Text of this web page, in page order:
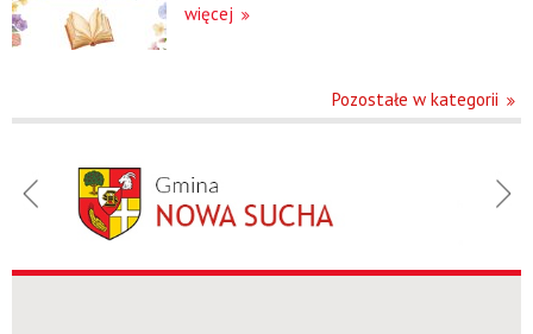
więcej
Pozostałe w kategorii
Menu
Gminna
Biblioteka
w Nowej